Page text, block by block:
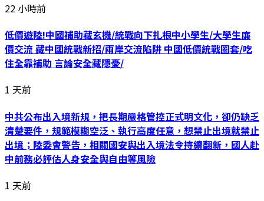
22 小時前
低價遊陸!中國補助藏玄機/統戰向下扎根中小學生/大學生廉
價交流 藏中國統戰新招/兩岸交流陷阱 中國低價統戰圈套/吃
住全靠補助 言論安全藏隱憂/
1 天前
中共公布出入境新規，把長期嚴格管控正式明文化，卻仍缺乏
清楚要件，規範模糊空泛、執行高度任意，想禁止出境就禁止
出境；陸委會警告，相關國安與出入境法令持續翻新，國人赴
中前務必評估人身安全與自由等風險
1 天前